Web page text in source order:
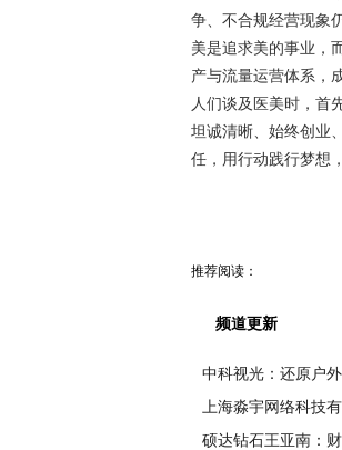
争、不合规经营现象
美是追求美的事业，
产与流量运营体系，
人们谈及医美时，首
坦诚清晰、始终创业
任，用行动践行梦想
推荐阅读：
频道更新
中科视光：还原户
上海淼宇网络科技
硕达钻石王亚南：